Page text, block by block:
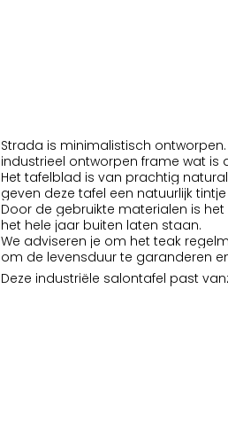
Strada is minimalistisch
industrieel ontworpen frame wat
Het tafelblad is van prachtig
geven deze tafel een natuurlijk
Door de gebruikte materialen is
het hele jaar buiten laten staan.
We adviseren je om het teak
om de levensduur te garanderen
Deze industriële salontafel past